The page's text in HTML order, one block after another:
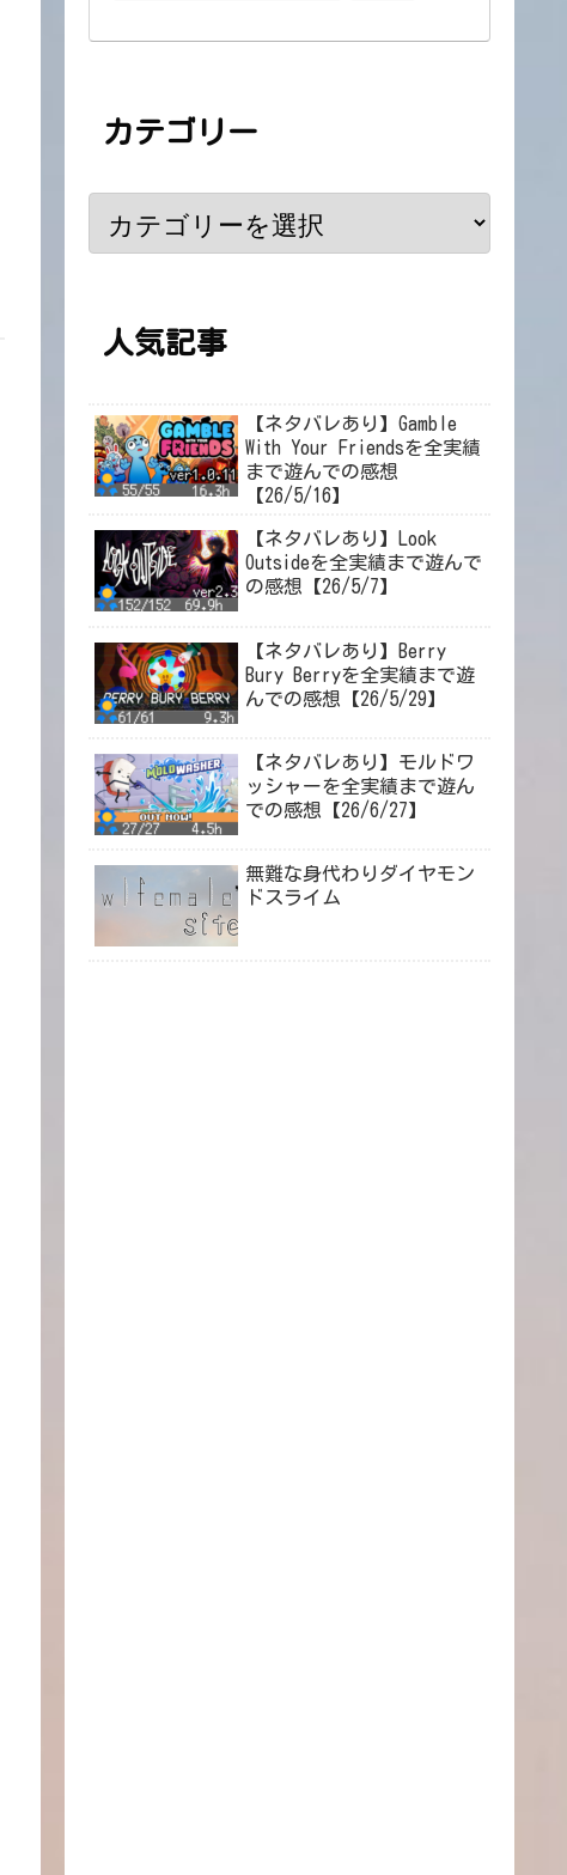
カテゴリー
人気記事
【ネタバレあり】Gamble
With Your Friendsを全実績
まで遊んでの感想
【26/5/16】
【ネタバレあり】Look
Outsideを全実績まで遊んで
の感想【26/5/7】
【ネタバレあり】Berry
Bury Berryを全実績まで遊
んでの感想【26/5/29】
【ネタバレあり】モルドワ
ッシャーを全実績まで遊ん
での感想【26/6/27】
無難な身代わりダイヤモン
ドスライム